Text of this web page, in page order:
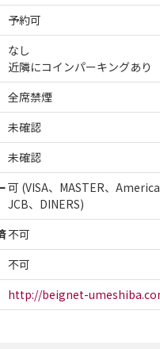
予約可
なし
近隣にコインパーキングあり
全席禁煙
未確認
未確認
可 (VISA、MASTER、
JCB、DINERS)
不可
不可
http://beignet-